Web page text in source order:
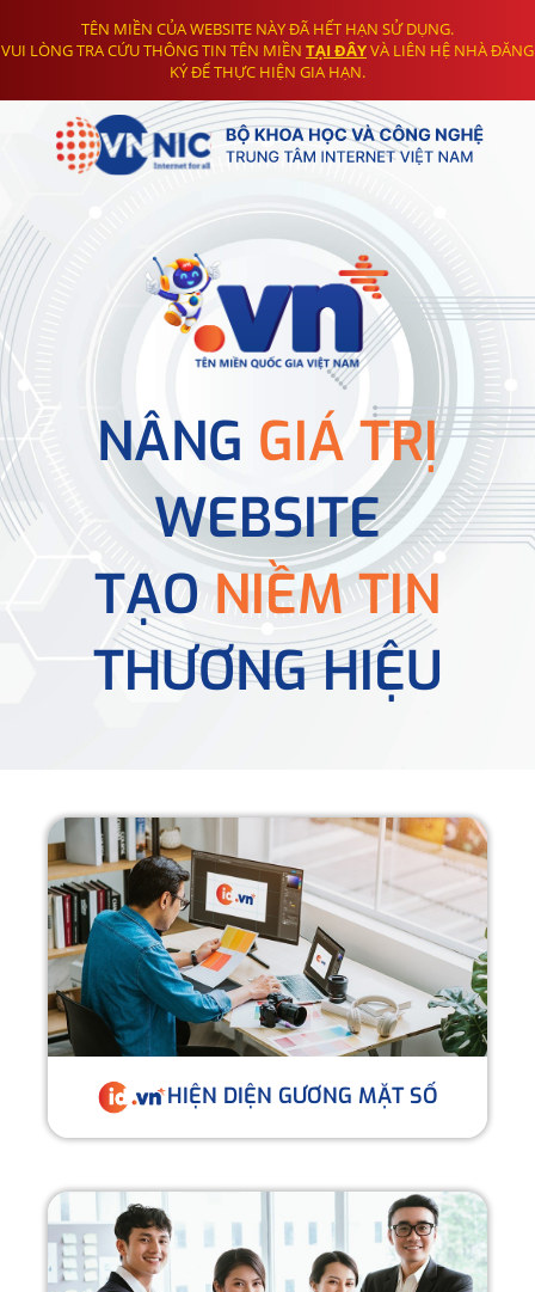
TÊN MIỀN CỦA WEBSITE NÀY ĐÃ HẾT HẠN SỬ DỤNG.
VUI LÒNG TRA CỨU THÔNG TIN TÊN MIỀN TẠI ĐÂYVÀ LIÊN HỆ NHÀ ĐĂNG
KÝ ĐỂ THỰC HIỆN GIA HẠN.
NÂNG GIÁ TRỊ
WEBSITE
TẠONIỀM TIN
THƯƠNG HIỆU
HIỆN DIỆN GƯƠNG MẶT SỐ